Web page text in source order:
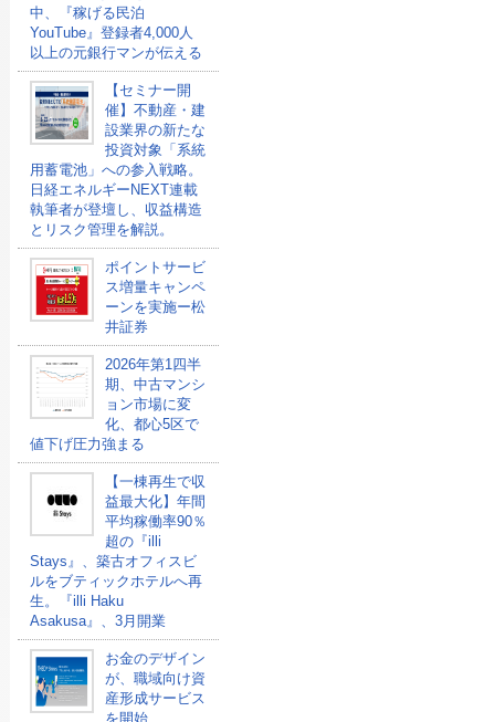
中、『稼げる民泊
YouTube』登録者4,000人
以上の元銀行マンが伝える
【セミナー開
催】不動産・建
設業界の新たな
投資対象「系統
用蓄電池」への参入戦略。
日経エネルギーNEXT連載
執筆者が登壇し、収益構造
とリスク管理を解説。
ポイントサービ
ス増量キャンペ
ーンを実施ー松
井証券
2026年第1四半
期、中古マンシ
ョン市場に変
化、都心5区で
値下げ圧力強まる
【一棟再生で収
益最大化】年間
平均稼働率90％
超の『illi
Stays』、築古オフィスビ
ルをブティックホテルへ再
生。『illi Haku
Asakusa』、3月開業
お金のデザイン
が、職域向け資
産形成サービス
を開始